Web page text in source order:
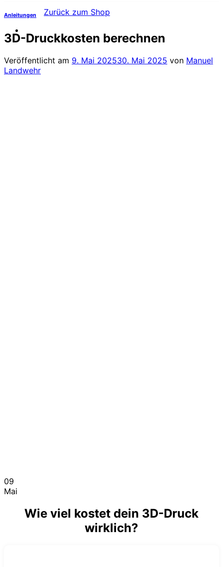
Zurück zum Shop
Anleitungen
3D-Druckkosten berechnen
Veröffentlicht am 9. Mai 202530. Mai 2025 von Manuel
Landwehr
09
Mai
Wie viel kostet dein 3D-Druck
wirklich?